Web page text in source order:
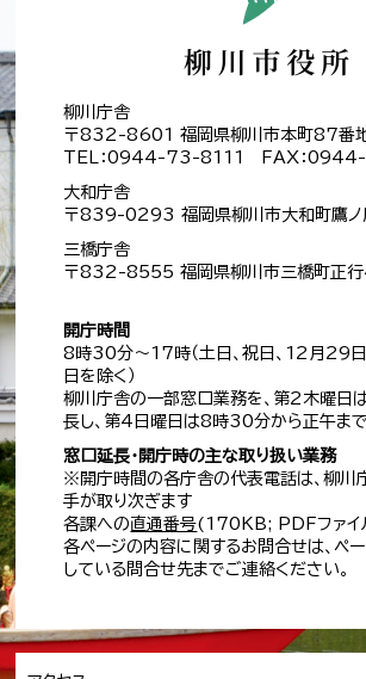
柳川庁舎
〒832-8601 福岡県柳川市本町87番
TEL：0944-73-8111 FAX：
大和庁舎
〒839-0293 福岡県柳川市大和町鷹
三橋庁舎
〒832-8555 福岡県柳川市三橋町正
開庁時間
8時30分～17時（土日、祝日、12月29
日を除く）
柳川庁舎の一部窓口業務を、第2木曜日
長し、第4日曜日は8時30分から正午まで
窓口延長・開庁時の主な取り扱い業務
※開庁時間の各庁舎の代表電話は、柳川
手が取り次ぎます
各課への直通番号(170KB; PDFファ
各ページの内容に関するお問合せは、ペ
している問合せ先までご連絡ください。